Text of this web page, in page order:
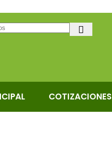
COTIZACIONES